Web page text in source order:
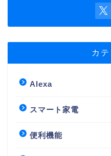
カ
Alexa
スマート家電
便利機能